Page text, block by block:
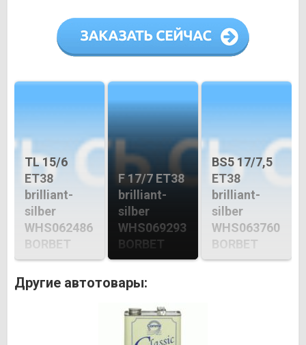
TL 15/6
ET38
brilliant-
silber
WHS062486
BORBET
F 17/7 ET38
brilliant-
silber
WHS069293
BORBET
BS5 17/7,5
ET38
brilliant-
silber
WHS063760
BORBET
Другие автотовары: